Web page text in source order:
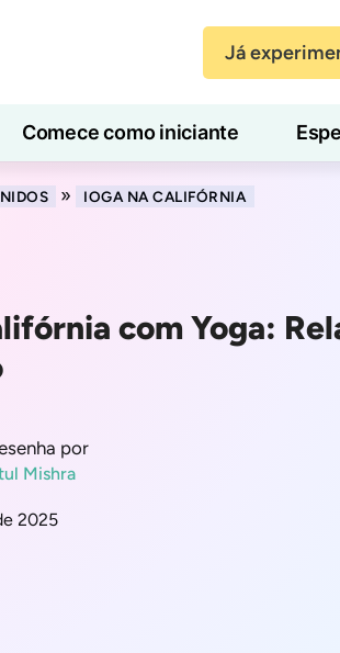
Já
Comece como iniciante
de Bem-Estar Blog
» IOGA NA CALIFÓRNIA
com Yoga:
por
Mishra
2025